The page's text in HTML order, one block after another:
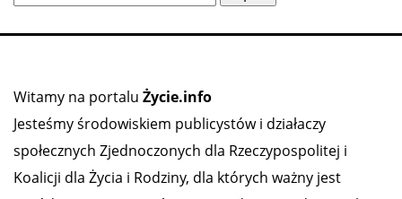
Witamy na portalu Życie.info
Jesteśmy środowiskiem publicystów i działaczy
społecznych Zjednoczonych dla Rzeczypospolitej i
Koalicji dla Życia i Rodziny, dla których ważny jest